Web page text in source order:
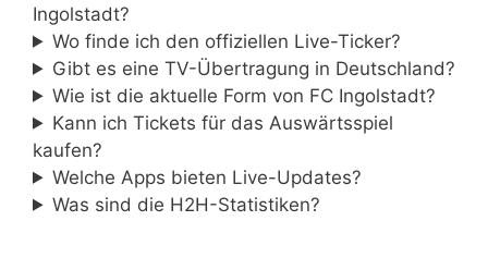
Ingolstadt?
Wo finde ich den offiziellen Live-Ticker?
Gibt es eine TV-Übertragung in Deutschland?
Wie ist die aktuelle Form von FC Ingolstadt?
Kann ich Tickets für das Auswärtsspiel
kaufen?
Welche Apps bieten Live-Updates?
Was sind die H2H-Statistiken?